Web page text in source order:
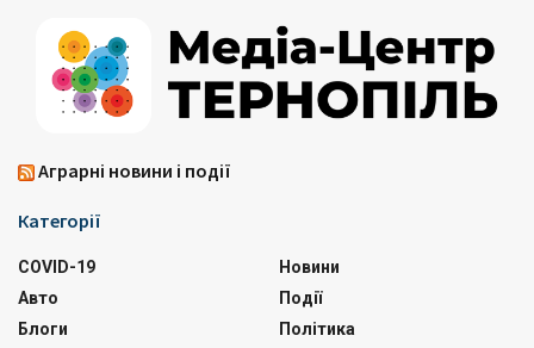
Аграрні новини і події
Категорії
COVID-19
Авто
Блоги
Новини
Події
Політика